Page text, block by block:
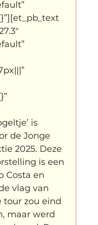
is
de Jonge
2025. Deze
is een
Costa en
vlag van
tour zou eind
maar werd